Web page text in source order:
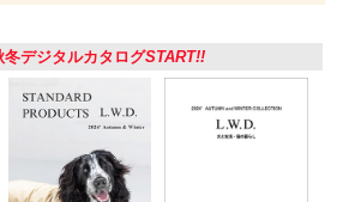
よって多少のバラツキがあります。また正確なサイ
よう心掛けていますが、お手元にお届けする商品と
の間に多少の誤差が生じる場合があります。
にあたって】
冬デジタルカタログSTART!!